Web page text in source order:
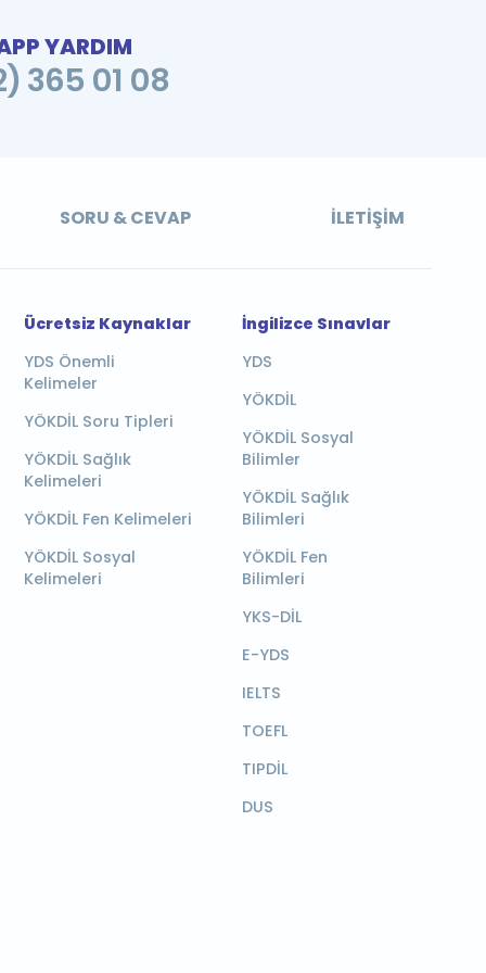
YARDIM
365 01 08
SORU & CEVAP İLETIŞIM
Ücretsiz Kaynaklar
YDS Önemli
Kelimeler
YÖKDİL Soru Tipleri
YÖKDİL Sağlık
Kelimeleri
YÖKDİL Fen Kelimeleri
YÖKDİL Sosyal
Kelimeleri
İngilizce Sınavlar
YDS
YÖKDİL
YÖKDİL Sosyal
Bilimler
YÖKDİL Sağlık
Bilimleri
YÖKDİL Fen
Bilimleri
YKS-DİL
E-YDS
IELTS
TOEFL
TIPDİL
DUS